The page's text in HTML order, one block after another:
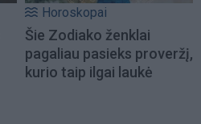
Horoskopai
Šie Zodiako ženklai
pagaliau pasieks proveržį,
kurio taip ilgai laukė